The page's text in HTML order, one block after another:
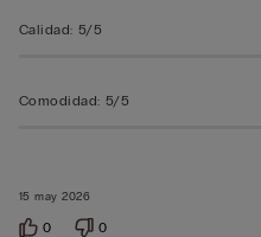
15 may 2026
Calidad: 5/5
Comodidad: 5/5
0 0